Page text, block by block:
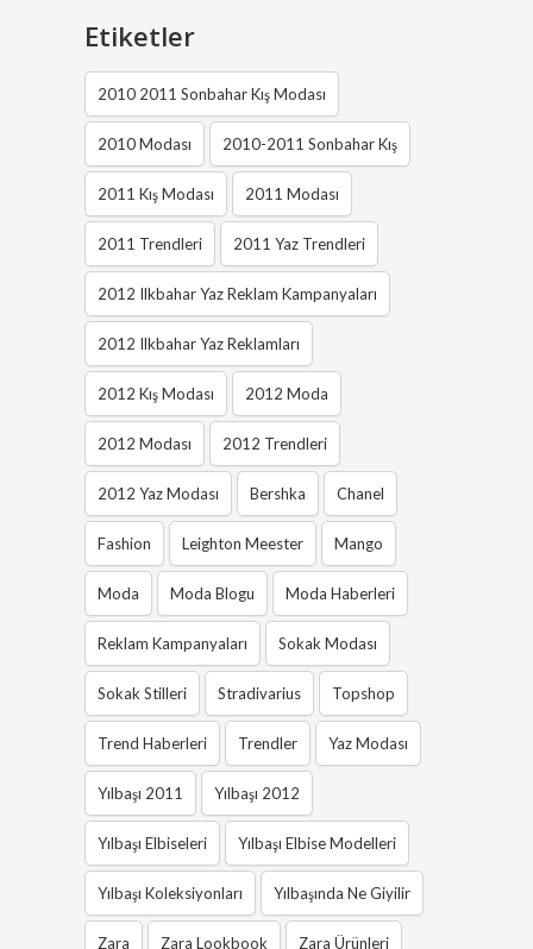
Etiketler
2010 2011 Sonbahar Kış Modası
2010 Modası 2010-2011 Sonbahar Kış
2011 Kış Modası 2011 Modası
2011 Trendleri 2011 Yaz Trendleri
2012 Ilkbahar Yaz Reklam Kampanyaları
2012 Ilkbahar Yaz Reklamları
2012 Kış Modası 2012 Moda
2012 Modası 2012 Trendleri
2012 Yaz Modası Bershka Chanel
Fashion Leighton Meester Mango
Moda Moda Blogu Moda Haberleri
Reklam Kampanyaları Sokak Modası
Sokak Stilleri Stradivarius Topshop
Trend Haberleri Trendler Yaz Modası
Yılbaşı 2011 Yılbaşı 2012
Yılbaşı Elbiseleri Yılbaşı Elbise Modelleri
Yılbaşı Koleksiyonları Yılbaşında Ne Giyilir
Zara Zara Lookbook Zara Ürünleri